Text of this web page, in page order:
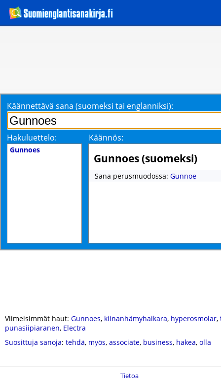
Käännettävä sana (suomeksi tai englanniksi):
Hakuluettelo: Käännös:
Gunnoes
Gunnoes (suomeksi)
Sana perusmuodossa: Gunnoe
Viimeisimmät haut: Gunnoes, kiinanhämyhaikara, hyperosmolar,
punasiipiaranen, Electra
Suosittuja sanoja: tehdä, myös, associate, business, hakea, olla
Tietoa